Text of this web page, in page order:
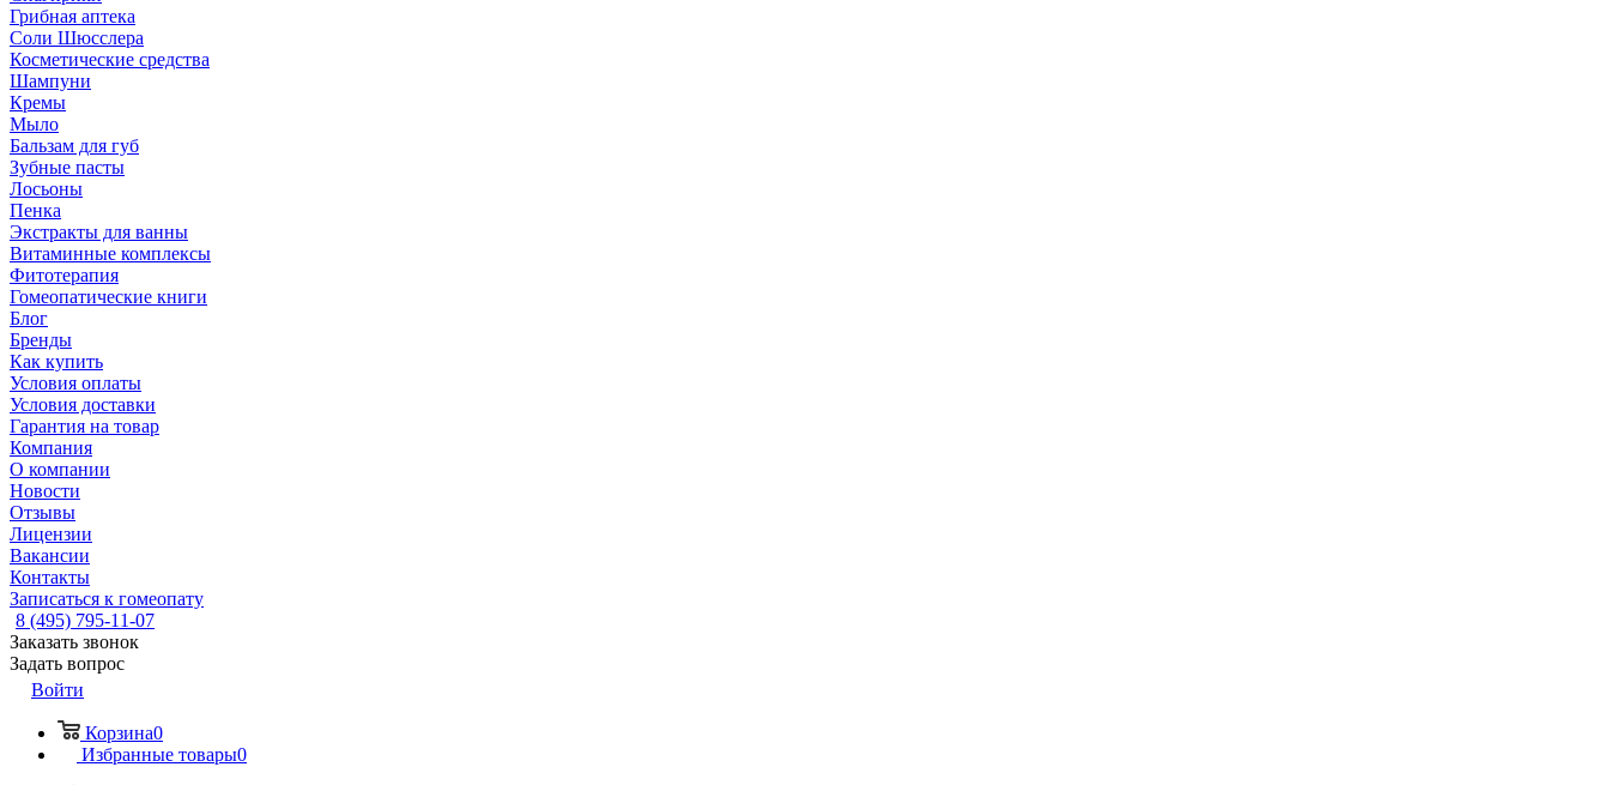
Грибная аптека
Соли Шюсслера
Косметические средства
Шампуни
Кремы
Мыло
Бальзам для губ
Зубные пасты
Лосьоны
Пенка
Экстракты для ванны
Витаминные комплексы
Фитотерапия
Гомеопатические книги
Блог
Бренды
Как купить
Условия оплаты
Условия доставки
Гарантия на товар
Компания
О компании
Новости
Отзывы
Лицензии
Вакансии
Контакты
Записаться к гомеопату
8 (495) 795-11-07
Заказать звонок
Задать вопрос
Войти
Корзина0
Избранные товары0